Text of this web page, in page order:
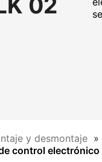
y desmontaje
control electrónico